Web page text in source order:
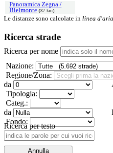
Panoramica Zegna /
Bielmonte (37 km)
Le distanze sono calcolate in linea d'aria
Ricerca strade
Ricerca per nome
Nazione:
Regione/Zona:
da
Tipologia:
Categ.:
da
Fondo:
Ricerca per testo